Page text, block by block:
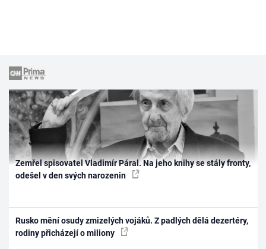
Zemřel spisovatel Vladimír Páral. Na jeho knihy se stály fronty,
odešel v den svých narozenin
Rusko mění osudy zmizelých vojáků. Z padlých dělá dezertéry,
rodiny přicházejí o miliony